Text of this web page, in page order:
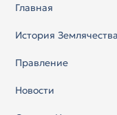
Главная
История Землячества
Правление
Новости